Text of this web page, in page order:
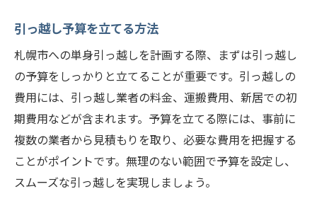
引っ越し当日の服装と持ち物
札幌市での新生活を快適に始めるためのアドバ
イス
新居のレイアウトとインテリア
近所とのコミュニケーションを円滑にする
引っ越し後の手続きと連絡先登録
引っ越し予算を立てる方法
札幌市への単身引っ越しを計画する際、まずは引っ越し
の予算をしっかりと立てることが重要です。引っ越しの
費用には、引っ越し業者の料金、運搬費用、新居での初
期費用などが含まれます。予算を立てる際には、事前に
複数の業者から見積もりを取り、必要な費用を把握する
ことがポイントです。無理のない範囲で予算を設定し、
スムーズな引っ越しを実現しましょう。